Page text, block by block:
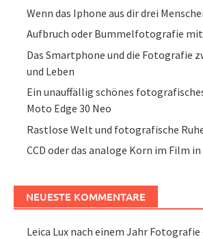
Wenn das Iphone aus dir drei
Aufbruch oder Bummelfotografie mit
Das Smartphone und die Fotografie
und Leben
Ein unauffällig schönes
Moto Edge 30 Neo
Rastlose Welt und fotografische
CCD oder das analoge Korn im Film
NEUESTE KOMMENTARE
Leica Lux nach einem Jahr